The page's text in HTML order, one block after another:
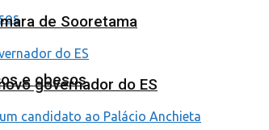
e obesos
de Sooretama
governador do ES